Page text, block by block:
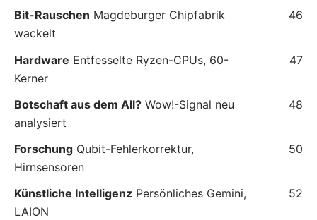
Bit-Rauschen Magdeburger Chipfabrik
wackelt
46
Hardware Entfesselte Ryzen-CPUs, 60-
Kerner
47
Botschaft aus dem All? Wow!-Signal neu
analysiert
48
Forschung Qubit-Fehlerkorrektur,
Hirnsensoren
50
Künstliche Intelligenz Persönliches Gemini,
LAION
52